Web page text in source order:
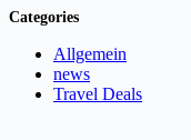
Categories
Allgemein
news
Travel Deals